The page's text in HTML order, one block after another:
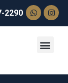
2290